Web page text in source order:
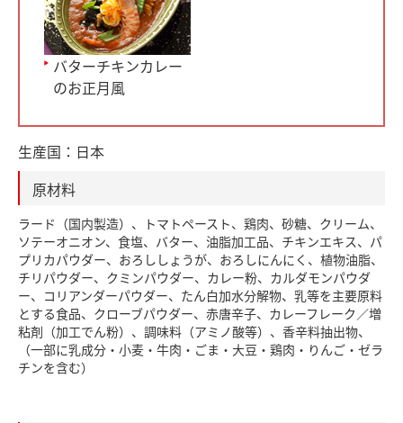
バターチキンカレー
のお正月風
生産国： 日本
原材料
ラード（国内製造）、トマトペースト、鶏肉、砂糖、クリーム、
ソテーオニオン、食塩、バター、油脂加工品、チキンエキス、パ
プリカパウダー、おろししょうが、おろしにんにく、植物油脂、
チリパウダー、クミンパウダー、カレー粉、カルダモンパウダ
ー、コリアンダーパウダー、たん白加水分解物、乳等を主要原料
とする食品、クローブパウダー、赤唐辛子、カレーフレーク／増
粘剤（加工でん粉）、調味料（アミノ酸等）、香辛料抽出物、
（一部に乳成分・小麦・牛肉・ごま・大豆・鶏肉・りんご・ゼラ
チンを含む）